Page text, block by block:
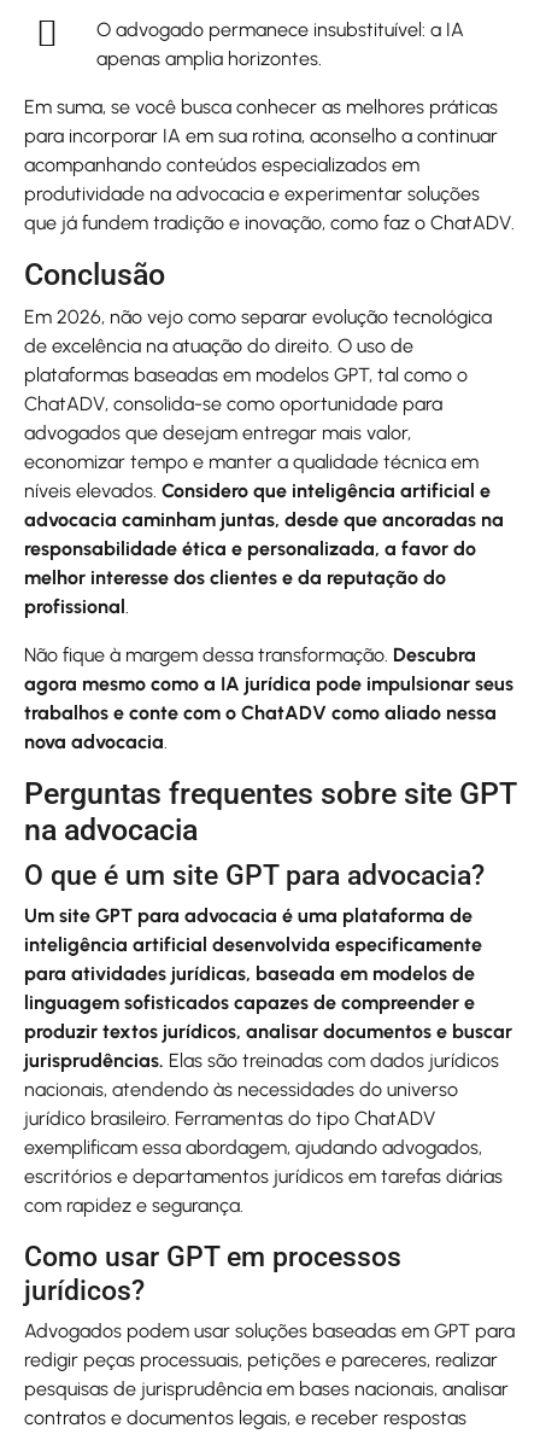
O advogado permanece insubstituível: a IA
apenas amplia horizontes.
Em suma, se você busca conhecer as melhores práticas
para incorporar IA em sua rotina, aconselho a continuar
acompanhando conteúdos especializados em
produtividade na advocacia e experimentar soluções
que já fundem tradição e inovação, como faz o ChatADV.
Conclusão
Em 2026, não vejo como separar evolução tecnológica
de excelência na atuação do direito. O uso de
plataformas baseadas em modelos GPT, tal como o
ChatADV, consolida-se como oportunidade para
advogados que desejam entregar mais valor,
economizar tempo e manter a qualidade técnica em
níveis elevados. Considero que inteligência artificial e
advocacia caminham juntas, desde que ancoradas na
responsabilidade ética e personalizada, a favor do
melhor interesse dos clientes e da reputação do
profissional .
Não fique à margem dessa transformação. Descubra
agora mesmo como a IA jurídica pode impulsionar seus
trabalhos e conte com o ChatADV como aliado nessa
nova advocacia.
Perguntas frequentes sobre site GPT
na advocacia
O que é um site GPT para advocacia?
Um site GPT para advocacia é uma plataforma de
inteligência artificial desenvolvida especificamente
para atividades jurídicas, baseada em modelos de
linguagem sofisticados capazes de compreender e
produzir textos jurídicos, analisar documentos e buscar
jurisprudências. Elas são treinadas com dados jurídicos
nacionais, atendendo às necessidades do universo
jurídico brasileiro. Ferramentas do tipo ChatADV
exemplificam essa abordagem, ajudando advogados,
escritórios e departamentos jurídicos em tarefas diárias
com rapidez e segurança.
Como usar GPT em processos
jurídicos?
Advogados podem usar soluções baseadas em GPT para
redigir peças processuais, petições e pareceres, realizar
pesquisas de jurisprudência em bases nacionais, analisar
contratos e documentos legais, e receber respostas